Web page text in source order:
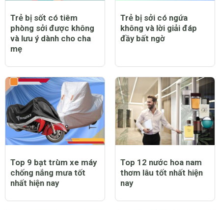
Trẻ bị sốt có tiêm
phòng sởi được không
và lưu ý dành cho cha
mẹ
Trẻ bị sởi có ngứa
không và lời giải đáp
đầy bất ngờ
Top 9 bạt trùm xe máy
chống nắng mưa tốt
nhất hiện nay
Top 12 nước hoa nam
thơm lâu tốt nhất hiện
nay